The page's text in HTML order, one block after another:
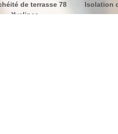
Isolation de toiture 78 Yvelines